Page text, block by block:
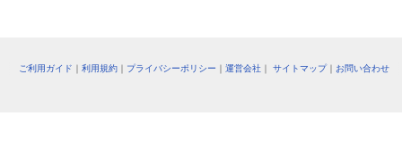
ご利用ガイド ｜ 利用規約 ｜ プライバシーポリシー ｜ 運営会社 ｜ サイトマップ｜ お問い合わせ